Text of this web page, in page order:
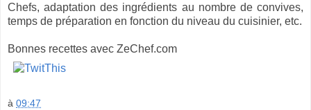
Chefs, adaptation des ingrédients au nombre de convives,
temps de préparation en fonction du niveau du cuisinier, etc.
Bonnes recettes avec ZeChef.com
à 09:47